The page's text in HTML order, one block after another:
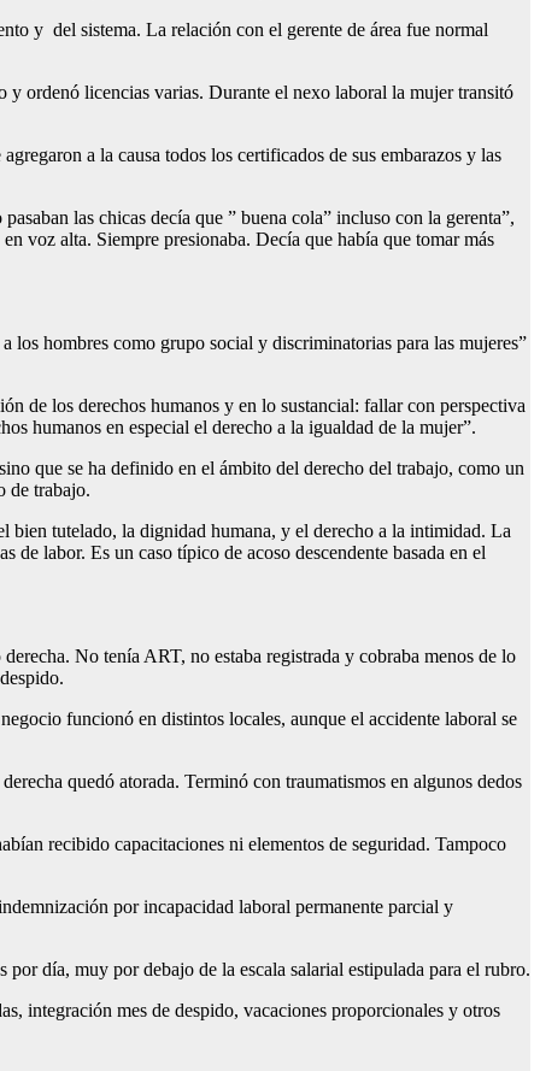
y del sistema. La relación con el gerente de área fue normal
ordenó licencias varias. Durante el nexo laboral la mujer transitó
a la causa todos los certificados de sus embarazos y las
las chicas decía que ” buena cola” incluso con la gerenta”,
voz alta. Siempre presionaba. Decía que había que tomar más
los hombres como grupo social y discriminatorias para las mujeres”
de los derechos humanos y en lo sustancial: fallar con perspectiva
humanos en especial el derecho a la igualdad de la mujer”.
que se ha definido en el ámbito del derecho del trabajo, como un
de trabajo.
bien tutelado, la dignidad humana, y el derecho a la intimidad. La
labor. Es un caso típico de acoso descendente basada en el
No tenía ART, no estaba registrada y cobraba menos de lo
funcionó en distintos locales, aunque el accidente laboral se
quedó atorada. Terminó con traumatismos en algunos dedos
recibido capacitaciones ni elementos de seguridad. Tampoco
por incapacidad laboral permanente parcial y
día, muy por debajo de la escala salarial estipulada para el rubro.
integración mes de despido, vacaciones proporcionales y otros